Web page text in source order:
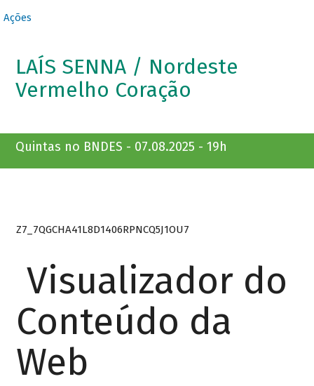
Ações
LAÍS SENNA / Nordeste
Vermelho Coração
Quintas no BNDES - 07.08.2025 - 19h
Z7_7QGCHA41L8D1406RPNCQ5J1OU7
Visualizador do
Conteúdo da
Web